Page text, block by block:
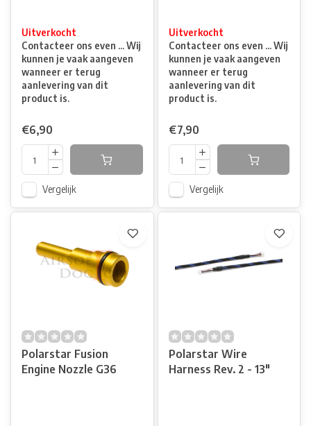
Uitverkocht
Contacteer ons even ... Wij
kunnen je vaak aangeven
wanneer er terug
aanlevering van dit
product is.
€6,90
Vergelijk
Uitverkocht
Contacteer ons even ... Wij
kunnen je vaak aangeven
wanneer er terug
aanlevering van dit
product is.
€7,90
Vergelijk
Polarstar Fusion
Engine Nozzle G36
Polarstar Wire
Harness Rev. 2 - 13"